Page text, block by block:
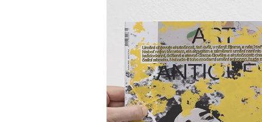
NEJEN ROMSKÉ RECEPTY PRO
BRUTAL